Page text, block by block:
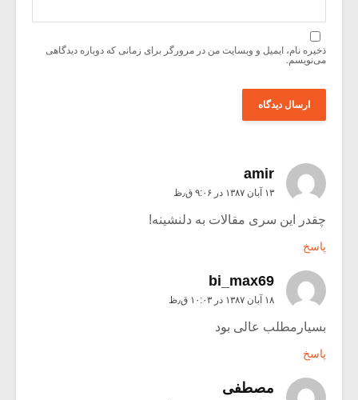
ذخیره نام، ایمیل و وبسایت من در مرورگر برای زمانی که دوباره دیدگاهی
می‌نویسم.
amir
۱۳ آبان ۱۳۸۷ در ۹:۰۶ ق٫ظ
چقدر این سری مقالات به دلنشینه!
پاسخ
bi_max69
۱۸ آبان ۱۳۸۷ در ۱۰:۰۳ ق٫ظ
بسیارمطلب عالی بود
پاسخ
مصطفی